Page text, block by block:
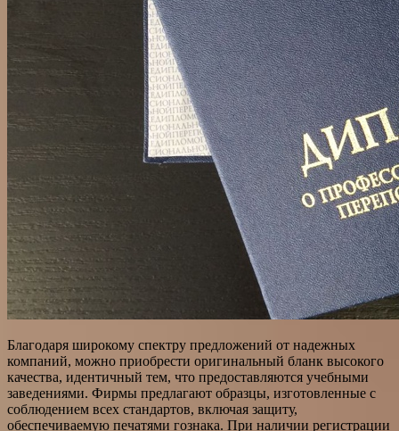
Благодаря широкому спектру предложений от надежных
компаний, можно приобрести оригинальный бланк высокого
качества, идентичный тем, что предоставляются учебными
заведениями. Фирмы предлагают образцы, изготовленные с
соблюдением всех стандартов, включая защиту,
обеспечиваемую печатями гознака. При наличии регистрации